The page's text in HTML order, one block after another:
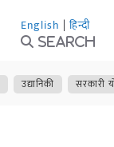
English | हिन्दी
Search
उद्यानिकी सरकारी